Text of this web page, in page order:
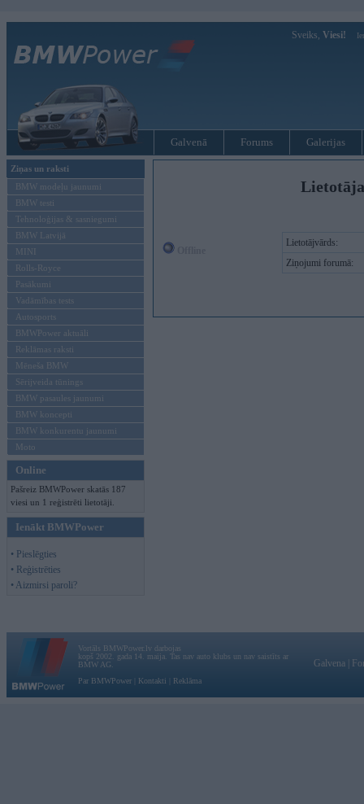
Sveiks, Viesi!
Galvenā Forums Galerijas
Ziņas un raksti
BMW modeļu jaunumi
BMW testi
Tehnoloģijas & sasniegumi
BMW Latvijā
MINI
Rolls-Royce
Pasākumi
Vadāmības tests
Autosports
BMWPower aktuāli
Reklāmas raksti
Mēneša BMW
Sērijveida tūnings
BMW pasaules jaunumi
BMW koncepti
BMW konkurentu jaunumi
Moto
Online
Pašreiz BMWPower skatās 187
viesi un 1 reģistrēti lietotāji.
Ienākt BMWPower
• Pieslēgties
• Reģistrēties
• Aizmirsi paroli?
Lietotājvārds:
Ziņojumi forumā:
Vortāls BMWPower.lv darbojas
kopš 2002. gada 14. maija. Tas nav auto klubs un nav saistīts ar
BMW AG.
Par BMWPower
Kontakti Reklāma
Galvena